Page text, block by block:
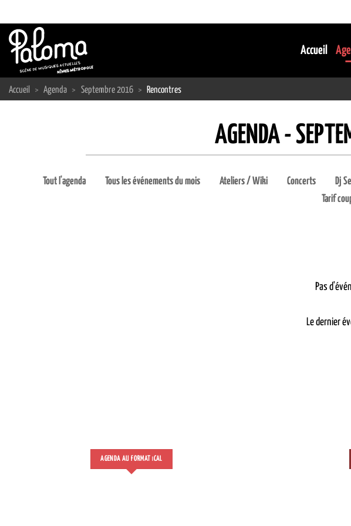
au
contenu
Accueil
Accueil > Agenda > Septembre 2016 > Rencontres
AGENDA -
Tout l'agenda Tous les événements du mois Ateliers / Wiki Concerts Dj
Tarif
Pas
Le dernier
AGENDA AU FORMAT CAL